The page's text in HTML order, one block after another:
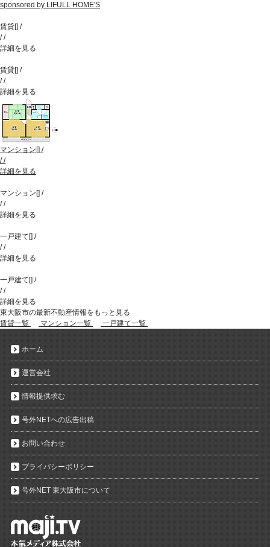
sponsored by LIFULL HOME'S
賃貸[] /
//
詳細を見る
賃貸[] /
//
詳細を見る
マンション [] /
//
詳細を見る
マンション [] /
//
詳細を見る
一戸建て [] /
//
詳細を見る
一戸建て [] /
//
詳細を見る
東大阪市の最新不動産情報をもっと見る
賃貸一覧
マンション一覧 一戸建て一覧
ホーム
運営会社
情報提供求む
号外NETへの広告出稿
お問い合わせ
プライバシーポリシー
号外NET 東大阪市について